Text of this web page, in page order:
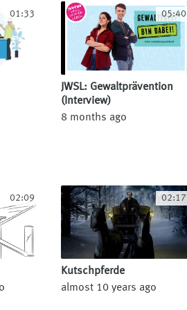
01:33 05:40
JWSL: Gewaltprävention
(Interview)
8 months ago
02:09 02:17
Kutschpferde
almost 10 years ago